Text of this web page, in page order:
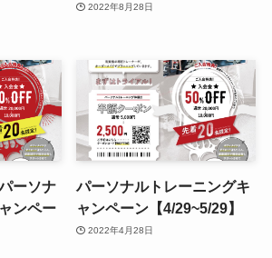
2022年8月28日
ーソナ
ンペー
パーソナルトレーニングキ
ャンペーン【4/29~5/29】
2022年4月28日